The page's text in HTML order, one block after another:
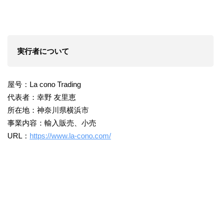
実行者について
屋号：La cono Trading
代表者：幸野 友里恵
所在地：神奈川県横浜市
事業内容：輸入販売、小売
URL： https://www.la-cono.com/